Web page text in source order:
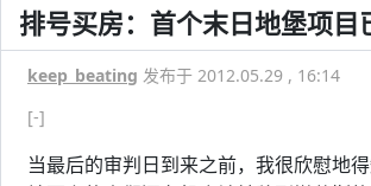
排号买房：首个末日地堡项目
keep_beating 发布于 2012.05.29 , 16:14
[-]
当最后的审判日到来之前，我很欣慰地